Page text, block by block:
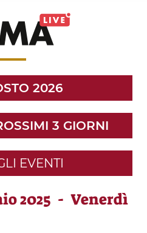
2026
3 GIORNI
EVENTI
2025 - Venerdì